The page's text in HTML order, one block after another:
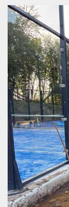
Wir hoffen,
und
Sportliche
Der Vorstand